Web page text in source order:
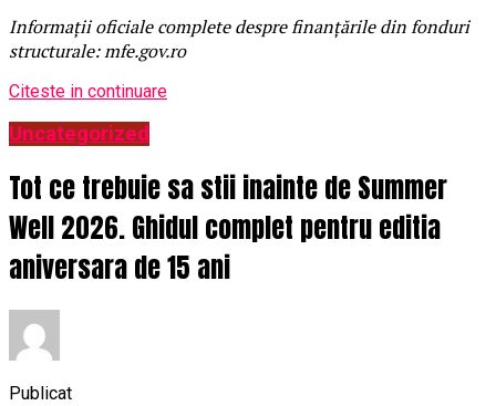
Informații oficiale complete despre finanțările din fonduri
structurale: mfe.gov.ro
Citeste in continuare
Uncategorized
Tot ce trebuie sa stii inainte de Summer
Well 2026. Ghidul complet pentru editia
aniversara de 15 ani
Publicat